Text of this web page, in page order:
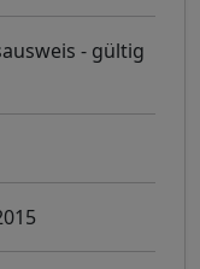
- gültig